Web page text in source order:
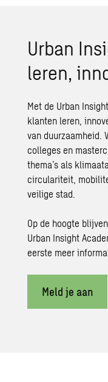
Urban
leren,
Met de Urban
klanten leren,
van duurzaamheid.
colleges en
thema’s als
circulariteit,
veilige stad.
Op de hoogte
Urban Insight
eerste meer
Meld je aan